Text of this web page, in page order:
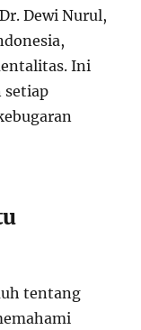
Dewi Nurul,
Ini
setiap
tentang